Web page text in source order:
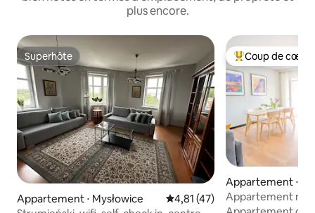
plus encore.
Superhôte
Superhôte
Appartement ⋅ Mysłowice Évaluation moyenne sur la
4,81 (47)
Coups de cœur
Coup de cœur
Appartement ⋅
Appartement
du parc